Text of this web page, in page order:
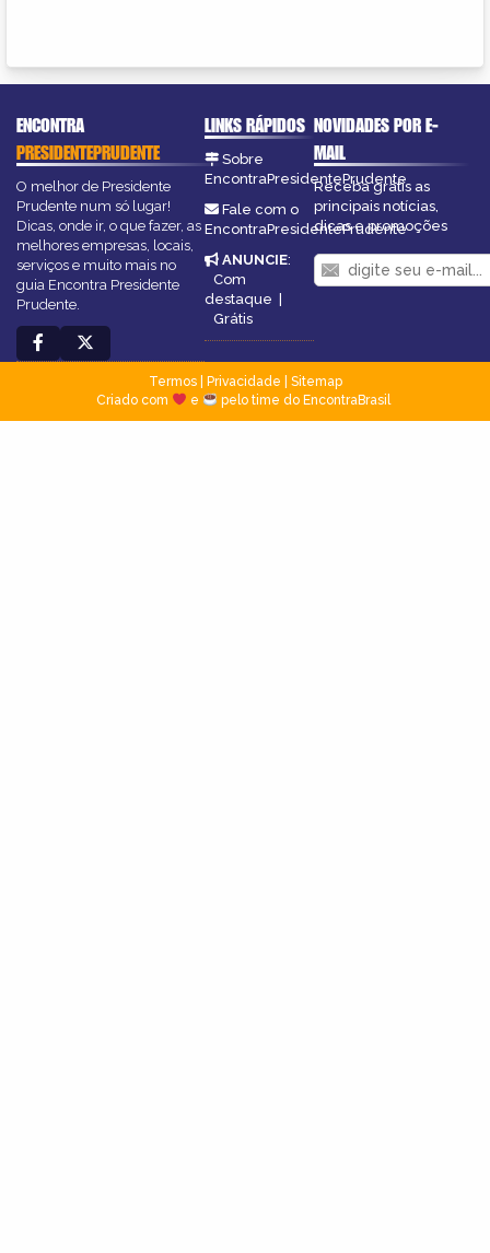
ENCONTRA
PRESIDENTEPRUDENTE
O melhor de Presidente
Prudente num só lugar!
Dicas, onde ir, o que fazer, as
melhores empresas, locais,
serviços e muito mais no
guia Encontra Presidente
Prudente.
LINKS RÁPIDOS
Sobre
EncontraPresidentePrudente
Fale com o
EncontraPresidentePrudente
ANUNCIE:
Com
destaque |
Grátis
NOVIDADES POR E-
MAIL
Receba grátis as
principais notícias,
dicas e promoções
Termos| Privacidade
Sitemap
Criado com
e pelo time do EncontraBrasil